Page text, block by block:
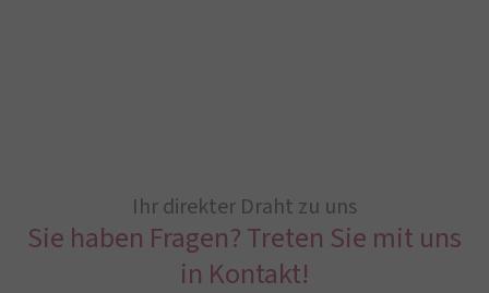
Ihr direkter Draht zu uns
Sie haben Fragen? Treten Sie mit uns
in Kontakt!